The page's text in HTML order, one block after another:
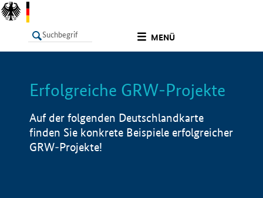
MENÜ
LISTE Info
Erfolgreiche GRW-Projekte
Auf der folgenden Deutschlandkarte
finden Sie konkrete Beispiele erfolgreicher
GRW-Projekte!